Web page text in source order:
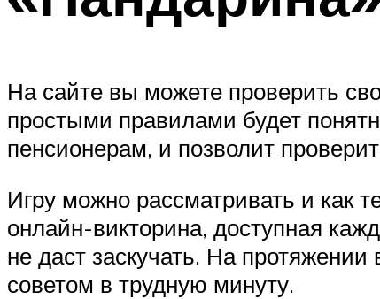
На сайте вы можете проверить
простыми правилами будет
пенсионерам, и позволит
Игру можно рассматривать и как
онлайн-викторина, доступная
не даст заскучать. На
советом в трудную минуту.